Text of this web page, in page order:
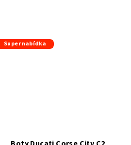
Super nabídka